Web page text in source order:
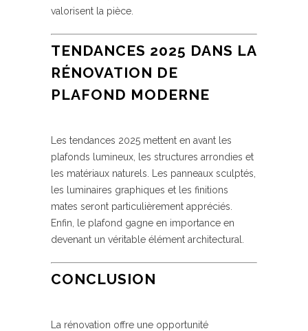
valorisent la pièce.
TENDANCES 2025 DANS LA
RÉNOVATION DE
PLAFOND MODERNE
Les tendances 2025 mettent en avant les
plafonds lumineux, les structures arrondies et
les matériaux naturels. Les panneaux sculptés,
les luminaires graphiques et les finitions
mates seront particulièrement appréciés.
Enfin, le plafond gagne en importance en
devenant un véritable élément architectural.
CONCLUSION
La rénovation offre une opportunité